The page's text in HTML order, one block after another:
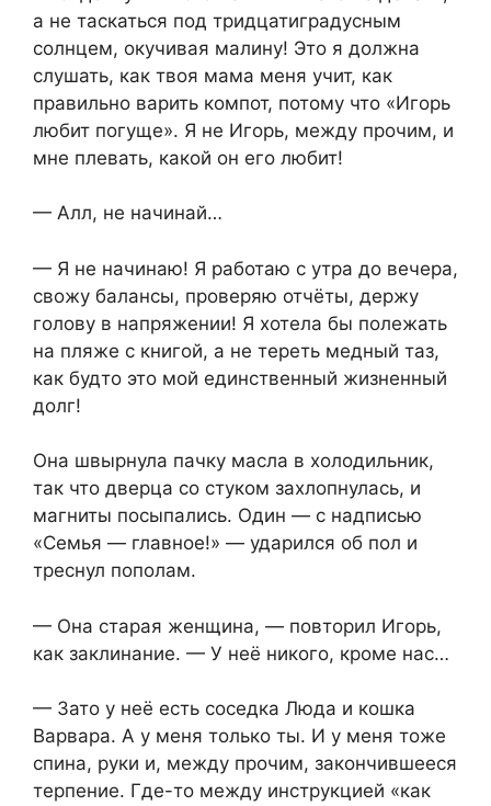
а не таскаться под тридцатиградусным
солнцем, окучивая малину! Это я должна
слушать, как твоя мама меня учит, как
правильно варить компот, потому что «Игорь
любит погуще». Я не Игорь, между прочим, и
мне плевать, какой он его любит!
— Алл, не начинай…
— Я не начинаю! Я работаю с утра до вечера,
свожу балансы, проверяю отчёты, держу
голову в напряжении! Я хотела бы полежать
на пляже с книгой, а не тереть медный таз,
как будто это мой единственный жизненный
долг!
Она швырнула пачку масла в холодильник,
так что дверца со стуком захлопнулась, и
магниты посыпались. Один — с надписью
«Семья — главное!» — ударился об пол и
треснул пополам.
— Она старая женщина, — повторил Игорь,
как заклинание. — У неё никого, кроме нас…
— Зато у неё есть соседка Люда и кошка
Варвара. А у меня только ты. И у меня тоже
спина, руки и, между прочим, закончившееся
терпение. Где-то между инструкцией «как